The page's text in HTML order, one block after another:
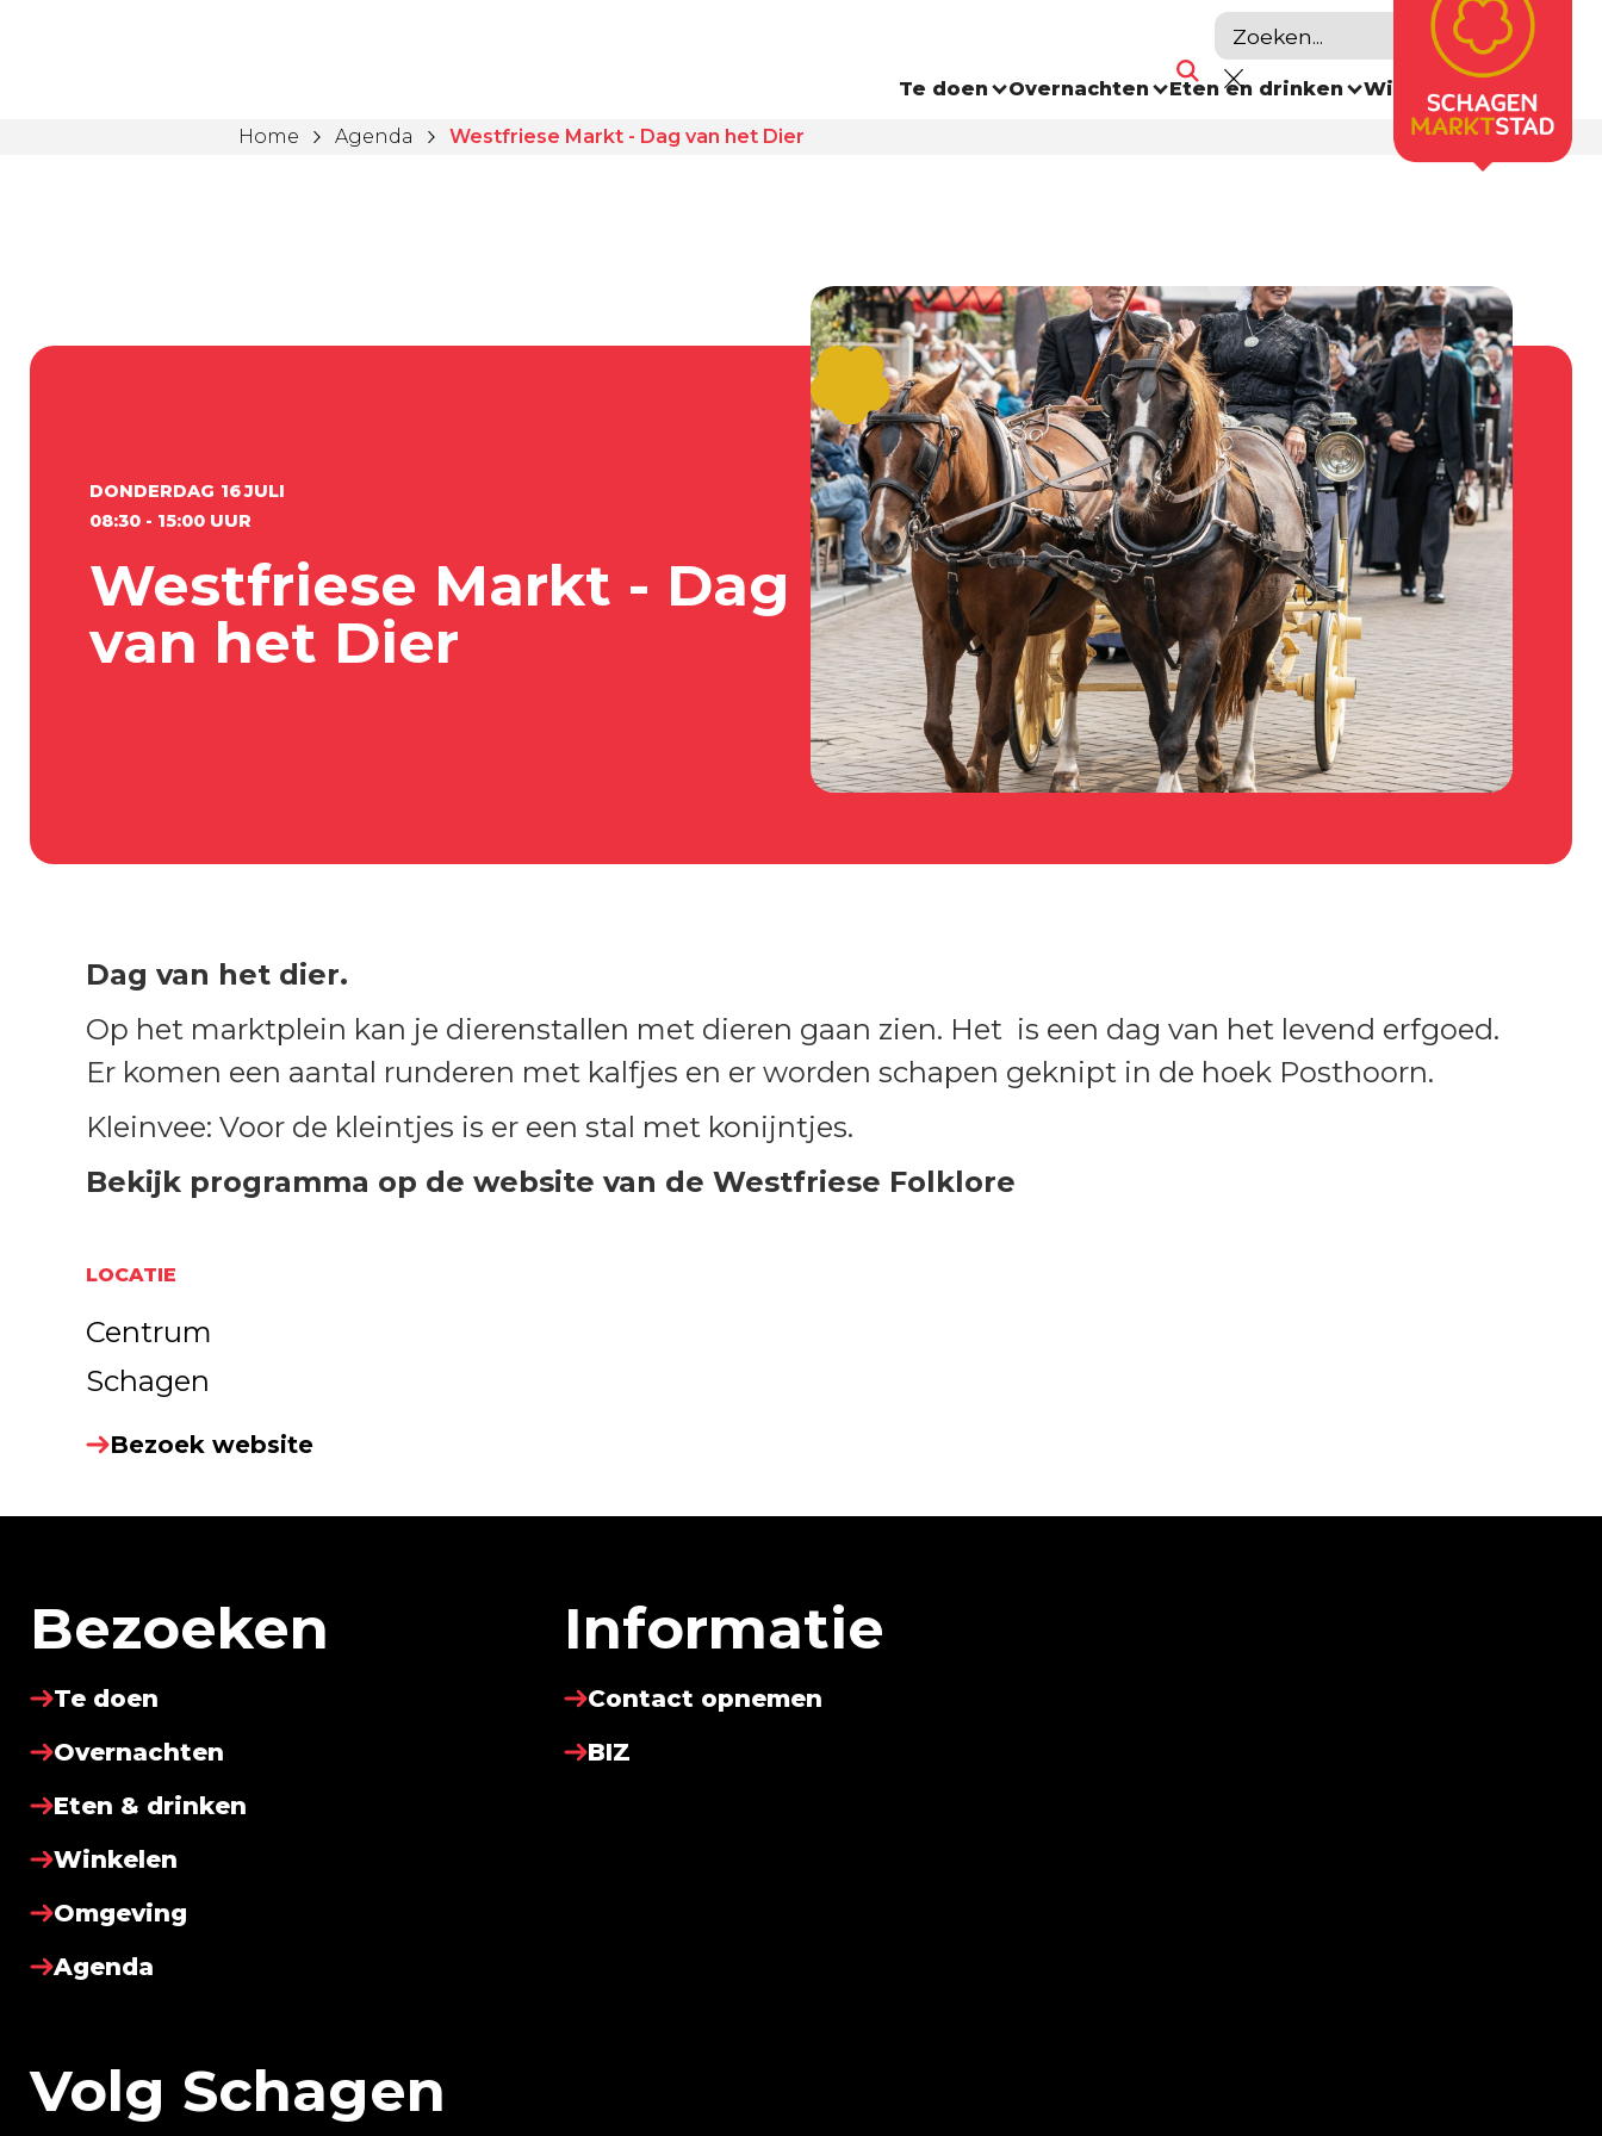
Te doen Overnachten Eten en drinken Winkelen Agenda
Home Agenda Westfriese Markt - Dag van het Dier
DONDERDAG 16JULI
08:30 - 15:00 UUR
Westfriese Markt - Dag
van het Dier
Dag van het dier.
Op het marktplein kan je dierenstallen met dieren gaan zien. Het is een dag van het levend erfgoed.
Er komen een aantal runderen met kalfjes en er worden schapen geknipt in de hoek Posthoorn.
Kleinvee: Voor de kleintjes is er een stal met konijntjes.
Bekijk programma op de website van de Westfriese Folklore
LOCATIE
Centrum
Schagen
Bezoek website
Bezoeken
Te doen
Overnachten
Eten & drinken
Winkelen
Omgeving
Agenda
Informatie
Contact opnemen
BIZ
Volg Schagen